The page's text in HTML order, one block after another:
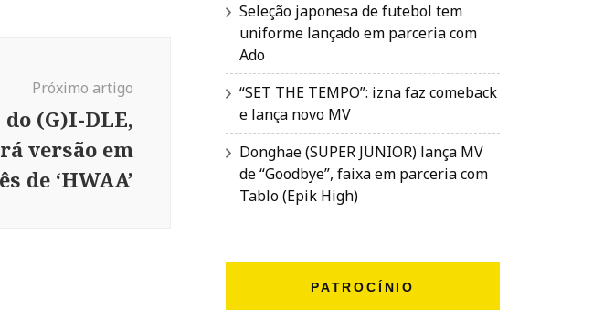
Próximo artigo
(G)I-DLE,
versão em
de ‘HWAA’
Seleção japonesa de futebol tem
uniforme lançado em parceria com
Ado
“SET THE TEMPO”: izna faz comeback
e lança novo MV
Donghae (SUPER JUNIOR) lança MV
de “Goodbye”, faixa em parceria com
Tablo (Epik High)
PATROCÍNIO